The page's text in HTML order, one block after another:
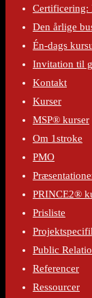
Certificering:
Den årlige
Én-dags
Invitation til
Kontakt
Kurser
MSP® kurser
Om 1stroke
PMO
PRINCE2®
Prisliste
Public
Referencer
Ressourcer